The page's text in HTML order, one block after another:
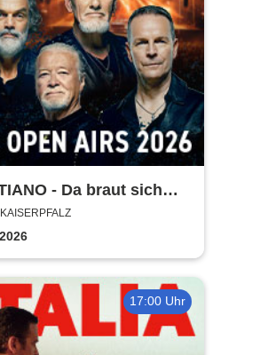
- Da braut sich
- Open Air
17:00 Uhr